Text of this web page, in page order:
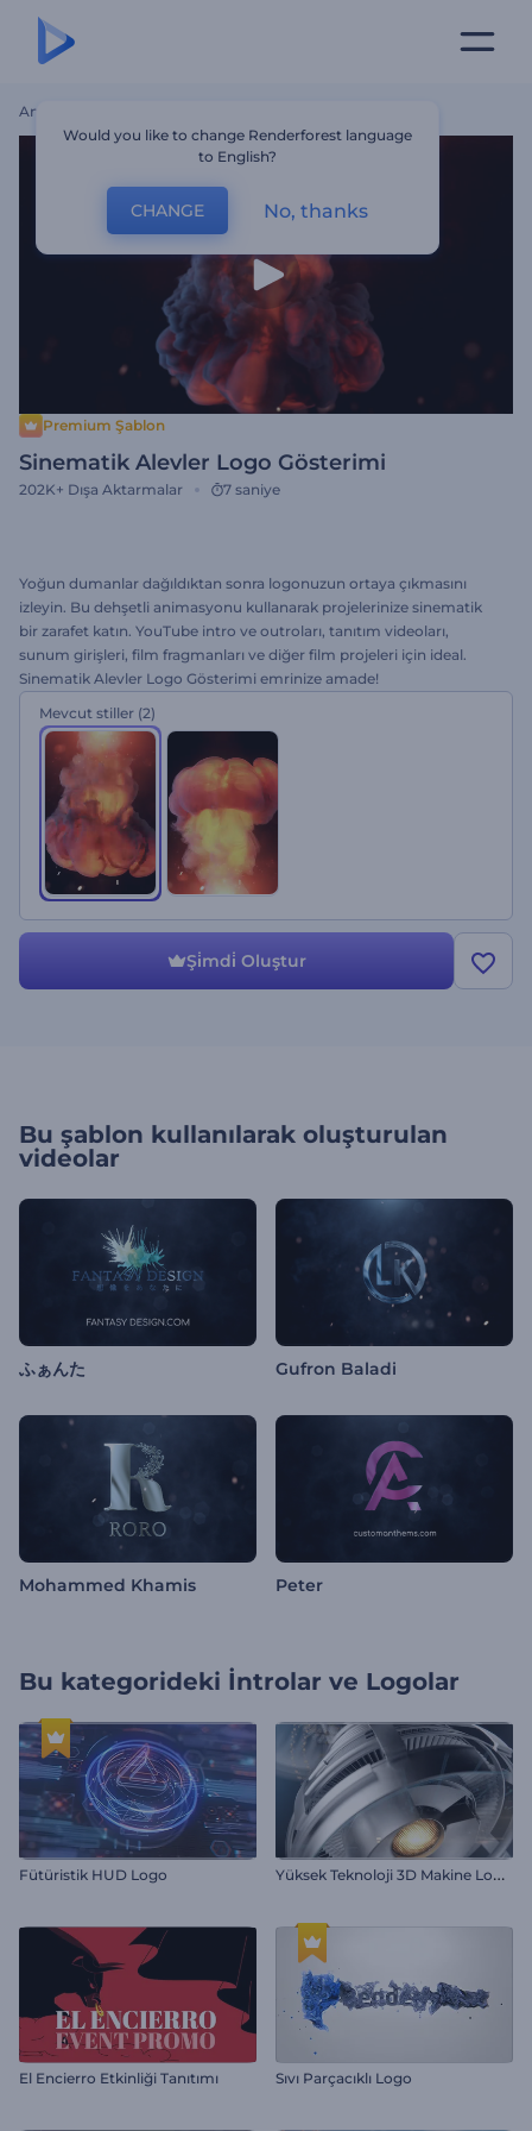
Ana Sayfa
Premium Şablon
Sinematik Alevler Logo Gösterimi
202K+ Dışa Aktarmalar 7 saniye
Yoğun dumanlar dağıldıktan sonra logonuzun ortaya çıkmasını
izleyin. Bu dehşetli animasyonu kullanarak projelerinize sinematik
bir zarafet katın. YouTube intro ve outroları, tanıtım videoları,
sunum girişleri, film fragmanları ve diğer film projeleri için ideal.
Sinematik Alevler Logo Gösterimi emrinize amade!
Mevcut stiller (2)
Şi̇mdi̇ Oluştur
Bu şablon kullanılarak oluşturulan
videolar
ふぁんた Gufron Baladi
Mohammed Khamis Peter
Bu kategorideki İntrolar ve Logolar
Fütüristik HUD Logo Y
üksek Teknoloji 3D Makine Logo Gösterimi
El Encierro Etkinliği Tanıtımı Sıvı Parçacıklı Logo
Would you like to change Renderforest language
to English?
CHANGE No, thanks